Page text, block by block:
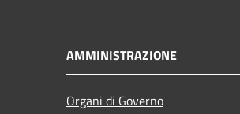
AMMINISTRAZIONE
Organi di Governo